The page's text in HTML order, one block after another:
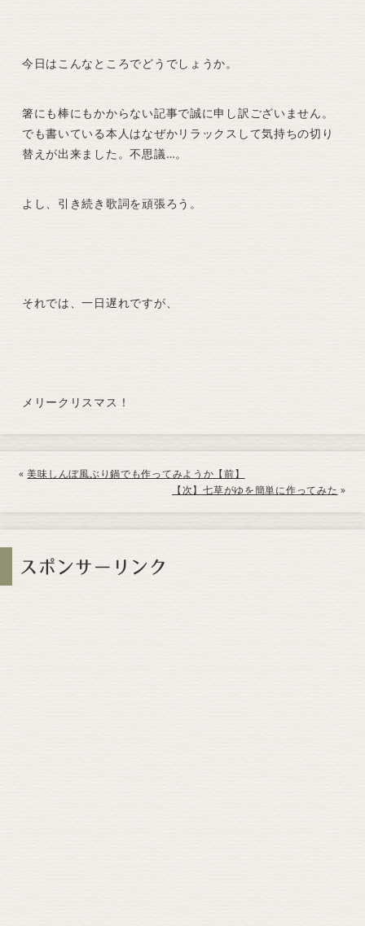
今日はこんなところでどうでしょうか。
箸にも棒にもかからない記事で誠に申し訳ございません。
でも書いている本人はなぜかリラックスして気持ちの切り
替えが出来ました。不思議…。
よし、引き続き歌詞を頑張ろう。
それでは、一日遅れですが、
メリークリスマス！
«美味しんぼ風ぶり鍋でも作ってみようか【前】
【次】七草がゆを簡単に作ってみた »
スポンサーリンク